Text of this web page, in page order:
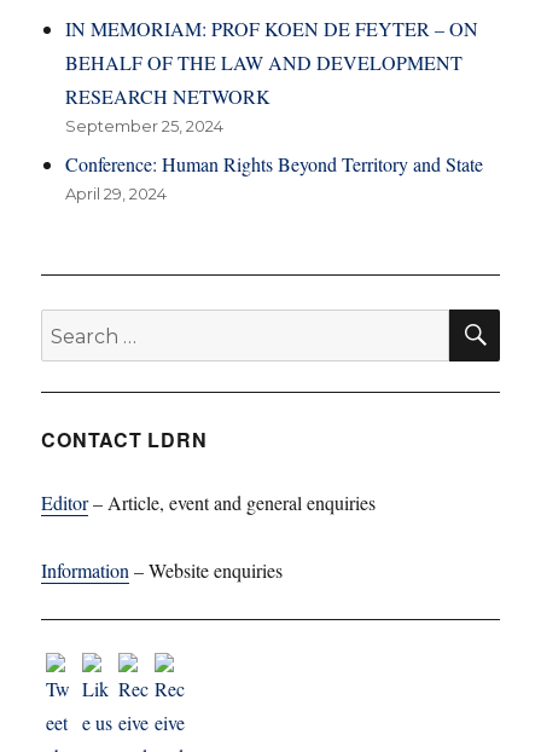
IN MEMORIAM: PROF KOEN DE FEYTER – ON
BEHALF OF THE LAW AND DEVELOPMENT
RESEARCH NETWORK
September 25, 2024
Conference: Human Rights Beyond Territory and State
April 29, 2024
Search
for:
CONTACT LDRN
Editor– Article, event and general enquiries
Information– Website enquiries